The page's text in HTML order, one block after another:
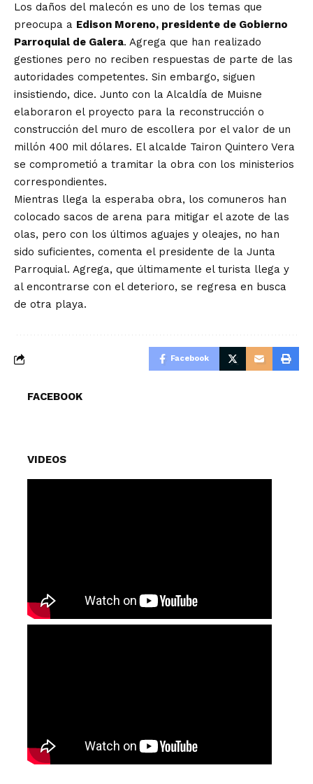
Los daños del malecón es uno de los temas que
preocupa a Edison Moreno, presidente de Gobierno
Parroquial de Galera. Agrega que han realizado
gestiones pero no reciben respuestas de parte de las
autoridades competentes. Sin embargo, siguen
insistiendo, dice. Junto con la Alcaldía de Muisne
elaboraron el proyecto para la reconstrucción o
construcción del muro de escollera por el valor de un
millón 400 mil dólares. El alcalde Tairon Quintero Vera
se comprometió a tramitar la obra con los ministerios
correspondientes.
Mientras llega la esperaba obra, los comuneros han
colocado sacos de arena para mitigar el azote de las
olas, pero con los últimos aguajes y oleajes, no han
sido suficientes, comenta el presidente de la Junta
Parroquial. Agrega, que últimamente el turista llega y
al encontrarse con el deterioro, se regresa en busca
de otra playa.
Facebook
FACEBOOK
VIDEOS